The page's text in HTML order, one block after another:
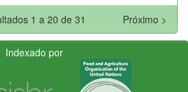
1 a 20 de 31 Próximo >
Indexado por